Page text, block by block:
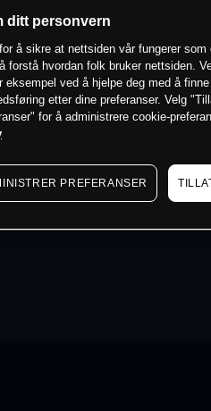
ditt personvern
å sikre at nettsiden vår fungerer
forstå hvordan folk bruker nettsiden.
eksempel ved å hjelpe deg med å
etter dine preferanser. Velg
for å administrere cookie-
PREFERANSER